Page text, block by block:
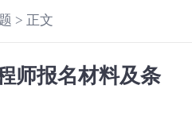
> 正文
师报名材料及条